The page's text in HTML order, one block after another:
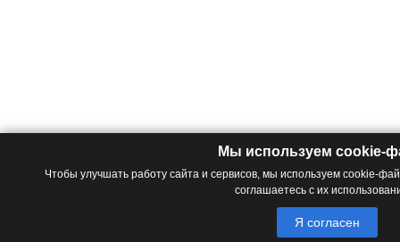
Мы используем cookie-
Чтобы улучшать работу сайта и сервисов, мы используем cookie-
соглашаетесь с их
Я согласен